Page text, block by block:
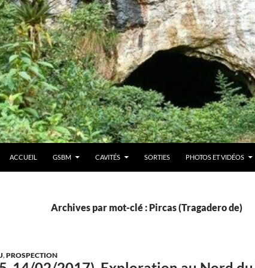
ACCUEIL GSBM CAVITÉS SORTIES PHOTOS ET VIDÉOS
Archives par mot-clé : Pircas (Tragadero de)
,PROSPECTION